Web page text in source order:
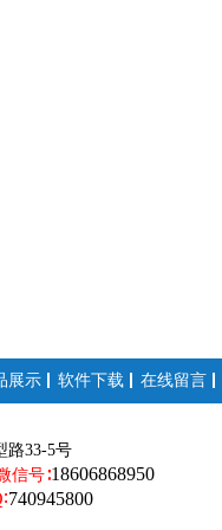
展示 软件下载 在线留言
路33-5号
信号∶18606868950
740945800